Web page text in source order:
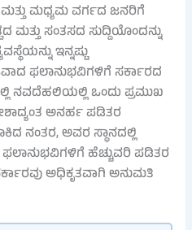
ಮತ್ತು ಮಧ್ಯಮ ವರ್ಗದ ಜನರಿಗೆ
ಮತ್ತು ಸಂತಸದ ಸುದ್ದಿಯೊಂದನ್ನು
ಇನ್ನಷ್ಟು
ಫಲಾನುಭವಿಗಳಿಗೆ ಸರ್ಕಾರದ
ನವದೆಹಲಿಯಲ್ಲಿ ಒಂದು ಪ್ರಮುಖ
ಅನರ್ಹ ಪಡಿತರ
ನಂತರ, ಅವರ ಸ್ಥಾನದಲ್ಲಿ
ಹೆಚ್ಚುವರಿ ಪಡಿತರ
ಅಧಿಕೃತವಾಗಿ ಅನುಮತಿ